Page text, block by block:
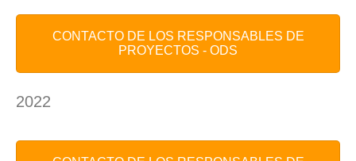
CONTACTO DE LOS RESPONSABLES DE
PROYECTOS - ODS
2022